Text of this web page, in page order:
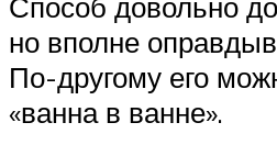
но вполне
По-другому его
«ванна в ванне».